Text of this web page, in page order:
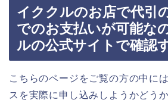
イククルのお店で代引
でのお支払いが可能な
ルの公式サイトで確認
こちらのページをご覧の方の中に
スを実際に申し込みしようかどう